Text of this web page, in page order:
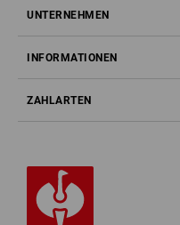
UNTERNEHMEN
INFORMATIONEN
ZAHLARTEN